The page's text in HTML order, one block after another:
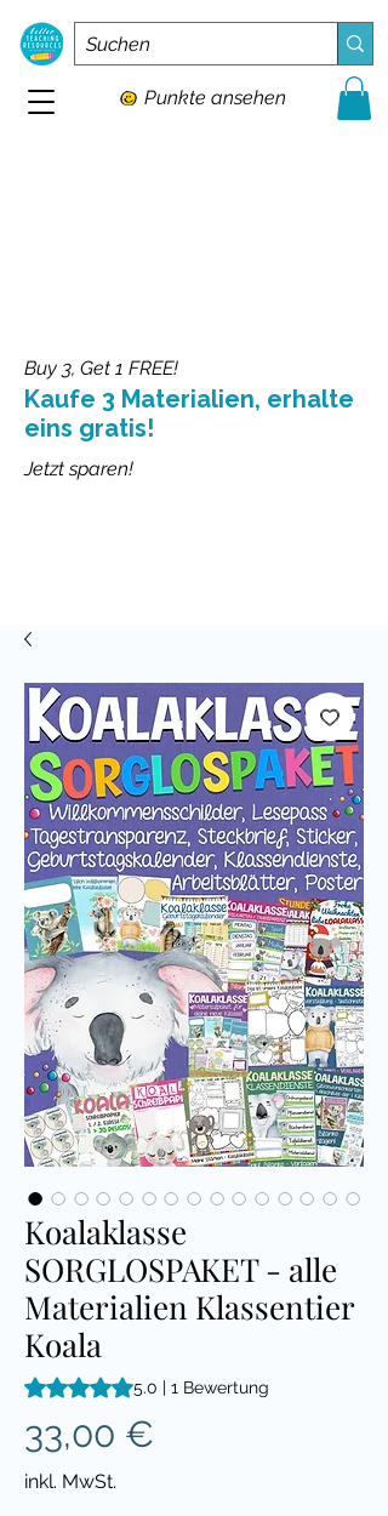
Punkte ansehen
Jetzt sparen!
Kaufe 3 Materialien, erhalte
eins gratis!
Buy 3, Get 1 FREE!
Koalaklasse
SORGLOSPAKET - alle
Materialien Klassentier
Koala
Das Rating beträgt 5.0 von fünf Sternen,
5.0 | 1 Bewertung
33,00 €
inkl. MwSt.